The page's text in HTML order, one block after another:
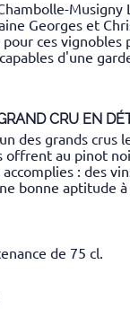
Musigny
Georges et
ces vignobles
d'une
CRU EN
des grands crus
offrent au pinot
: des
bonne aptitude à
de 75 cl.